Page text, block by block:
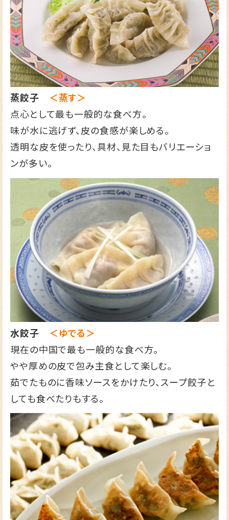
蒸餃子
＜蒸す＞
点心として最も一般的な食べ方。
味が水に逃げず、皮の食感が楽しめる。
透明な皮を使ったり、具材、見た目もバリエーショ
ンが多い。
水餃子
＜ゆでる＞
現在の中国で最も一般的な食べ方。
やや厚めの皮で包み主食として楽しむ。
茹でたものに香味ソースをかけたり、スープ餃子と
しても食べたりもする。